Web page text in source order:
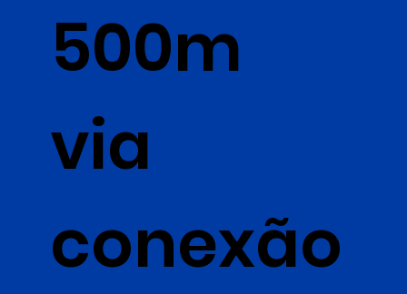
500m
via
conexão